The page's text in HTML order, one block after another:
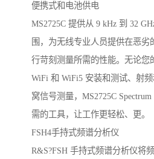
便携式和电池供电
MS2725C 提供从 9 kHz 到 32
围，为无线专业人员提供在恶劣
行苛刻测量所需的性能。无论您
WiFi 和 WiFi5 安装和测试、射
窝信号测量，MS2725C
需的工具，让工作更轻松、更。
FSH4手持式频谱分析仪
R&S?FSH 手持式频谱分析仪将